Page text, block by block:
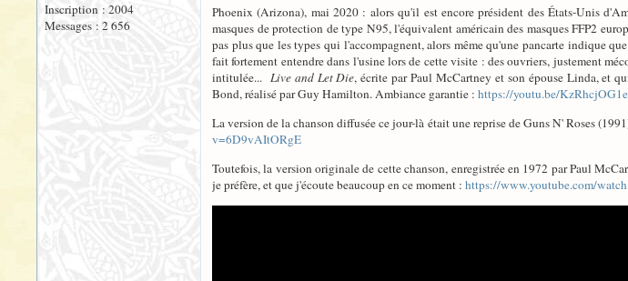
Inscription : 2004
Messages : 2 656
Phoenix (Arizona), mai 2020 : alors qu'il est encore président des États-Unis
masques de protection de type N95, l'équivalent américain des masques FFP2
pas plus que les types qui l'accompagnent, alors même qu'une pancarte indique
fait fortement entendre dans l'usine lors de cette visite : des ouvriers, justement
intitulée... Live and Let Die, écrite par Paul McCartney et son épouse Linda, et
Bond, réalisé par Guy Hamilton. Ambiance garantie : https://youtu.be/
La version de la chanson diffusée ce jour-là était une reprise de Guns N' Roses
v=6D9vAItORgE
Toutefois, la version originale de cette chanson, enregistrée en 1972 par Paul
je préfère, et que j'écoute beaucoup en ce moment : https://www.youtube.com/